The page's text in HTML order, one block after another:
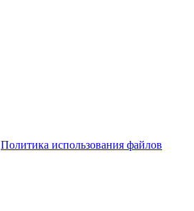
Политика использования файлов